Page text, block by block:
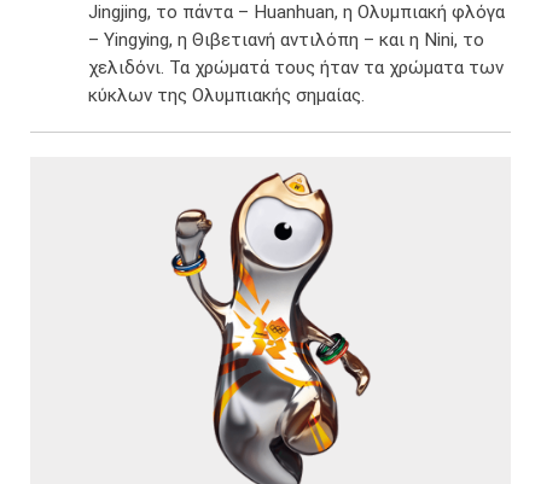
Jingjing, το πάντα​ – Huanhuan, η Ολυμπιακή φλόγα​
– Yingying, η Θιβετιανή αντιλόπη​ – και η Nini, το
χελιδόνι​. Τα χρώματά τους ήταν τα χρώματα των
κύκλων της Ολυμπιακής σημαίας.​​​